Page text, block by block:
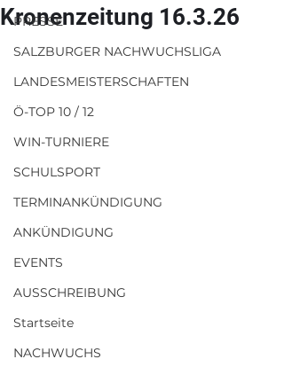
PRESSE
SALZBURGER NACHWUCHSLIGA
LANDESMEISTERSCHAFTEN
Ö-TOP 10 / 12
WIN-TURNIERE
SCHULSPORT
TERMINANKÜNDIGUNG
ANKÜNDIGUNG
EVENTS
AUSSCHREIBUNG
Startseite
NACHWUCHS
Kronenzeitung 16.3.26